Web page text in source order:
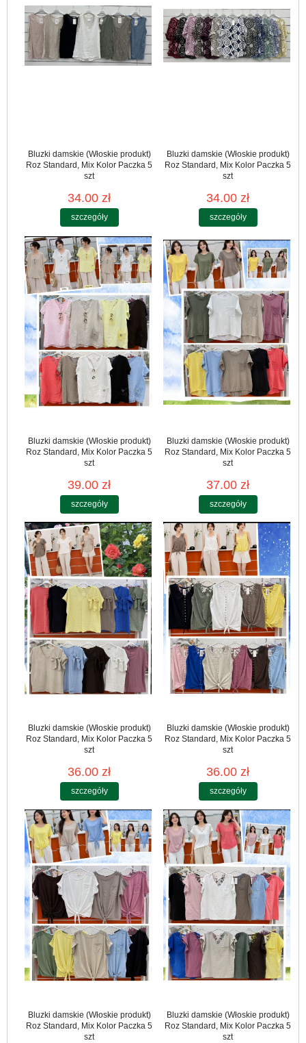
Bluzki damskie (Włoskie produkt)
Roz Standard, Mix Kolor Paczka 5
szt
34.00 zł
szczegóły
Bluzki damskie (Włoskie produkt)
Roz Standard, Mix Kolor Paczka 5
szt
34.00 zł
szczegóły
Bluzki damskie (Włoskie produkt)
Roz Standard, Mix Kolor Paczka 5
szt
39.00 zł
szczegóły
Bluzki damskie (Włoskie produkt)
Roz Standard, Mix Kolor Paczka 5
szt
37.00 zł
szczegóły
Bluzki damskie (Włoskie produkt)
Roz Standard, Mix Kolor Paczka 5
szt
36.00 zł
szczegóły
Bluzki damskie (Włoskie produkt)
Roz Standard, Mix Kolor Paczka 5
szt
36.00 zł
szczegóły
Bluzki damskie (Włoskie produkt)
Roz Standard, Mix Kolor Paczka 5
szt
Bluzki damskie (Włoskie produkt)
Roz Standard, Mix Kolor Paczka 5
szt